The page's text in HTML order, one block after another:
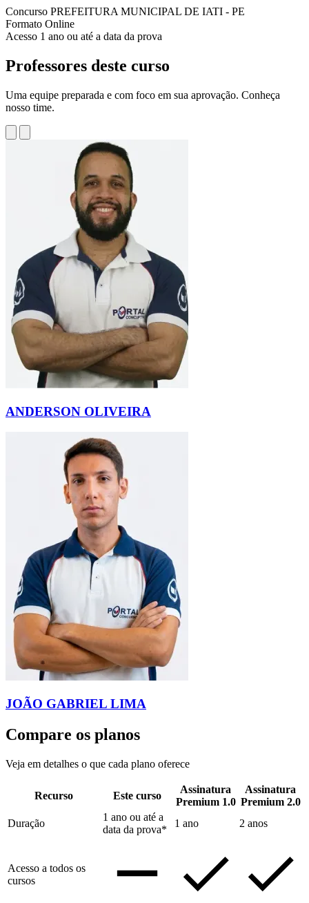
Concurso PREFEITURA MUNICIPAL DE IATI - PE
Formato Online
Acesso 1 ano ou até a data da prova
Professores deste curso
Uma equipe preparada e com foco em sua aprovação. Conheça
nosso time.
ANDERSON OLIVEIRA
JOÃO GABRIEL LIMA
Compare os planos
Veja em detalhes o que cada plano oferece
Recurso Este curso
Assinatura
Premium 1.0
Assinatura
Premium 2.0
Duração
1 ano ou até a
data da prova*
1 ano 2 anos
Acesso a todos os
cursos